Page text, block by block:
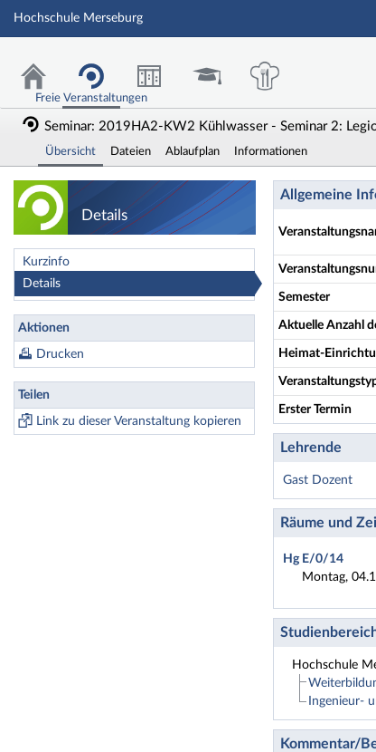
Hochschule Merseburg
Freie Veranstaltungen
Seminar: 2019HA2-KW2 Kühlwasser - Seminar 2:
Übersicht Dateien Ablaufplan Informationen
Details
Kurzinfo
Details
Aktionen
Drucken
Teilen
Link zu dieser Veranstaltung kopieren
Seminar:
Allgemeine
Semester
Aktuelle Anzahl
Heimat-
Erster Termin
Lehrende
Gast Dozent
Räume und
Hg E/0/14
Montag,
Hochschule
Ingenieur-
Kommentar/